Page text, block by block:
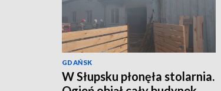
GDAŃSK
W Słupsku płonęła stolarnia.